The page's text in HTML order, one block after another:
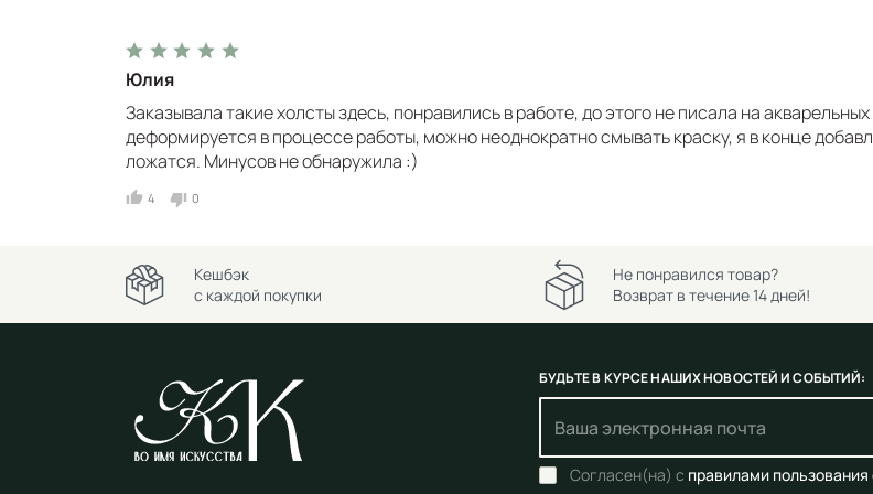
Юлия
Заказывала такие холсты здесь, понравились в работе, до этого не писала на
деформируется в процессе работы, можно неоднократно смывать краску, я в конце
ложатся. Минусов не обнаружила :)
4 0
Кешбэк
с каждой покупки
Не понравился товар?
Возврат в течение 14 дней!
БУДЬТЕ В КУРСЕ НАШИХ НОВОСТЕЙ И СОБЫТИЙ:
Согласен(на) с правилами пользования